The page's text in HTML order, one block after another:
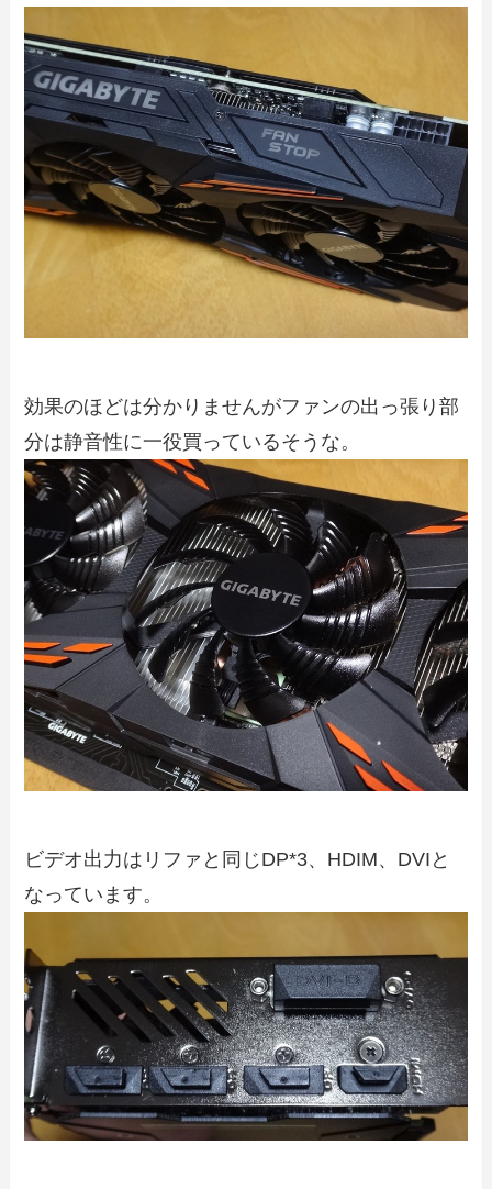
効果のほどは分かりませんがファンの出っ張り部
分は静音性に一役買っているそうな。
ビデオ出力はリファと同じDP*3、HDIM、DVIと
なっています。